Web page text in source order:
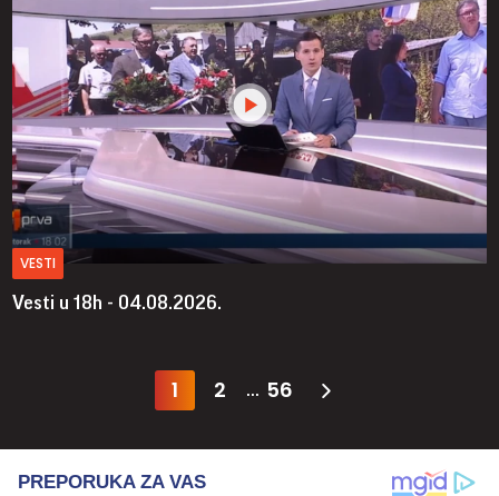
VESTI
Vesti u 18h - 04.08.2026.
1 2 ... 56